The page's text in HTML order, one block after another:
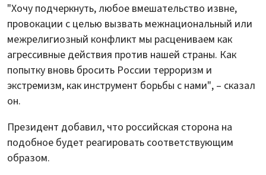
"Хочу подчеркнуть, любое вмешательство извне,
провокации с целью вызвать межнациональный или
межрелигиозный конфликт мы расцениваем как
агрессивные действия против нашей страны. Как
попытку вновь бросить России терроризм и
экстремизм, как инструмент борьбы с нами", – сказал
он.
Президент добавил, что российская сторона на
подобное будет реагировать соответствующим
образом.